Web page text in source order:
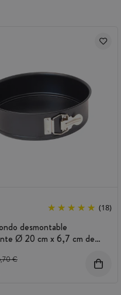
(18)
desmontable
Ø 20 cm x 6,7 cm de
antes del descuento
€